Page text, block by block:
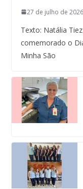
27 de julho de 2026
Texto: Natália
comemorado o
Minha São